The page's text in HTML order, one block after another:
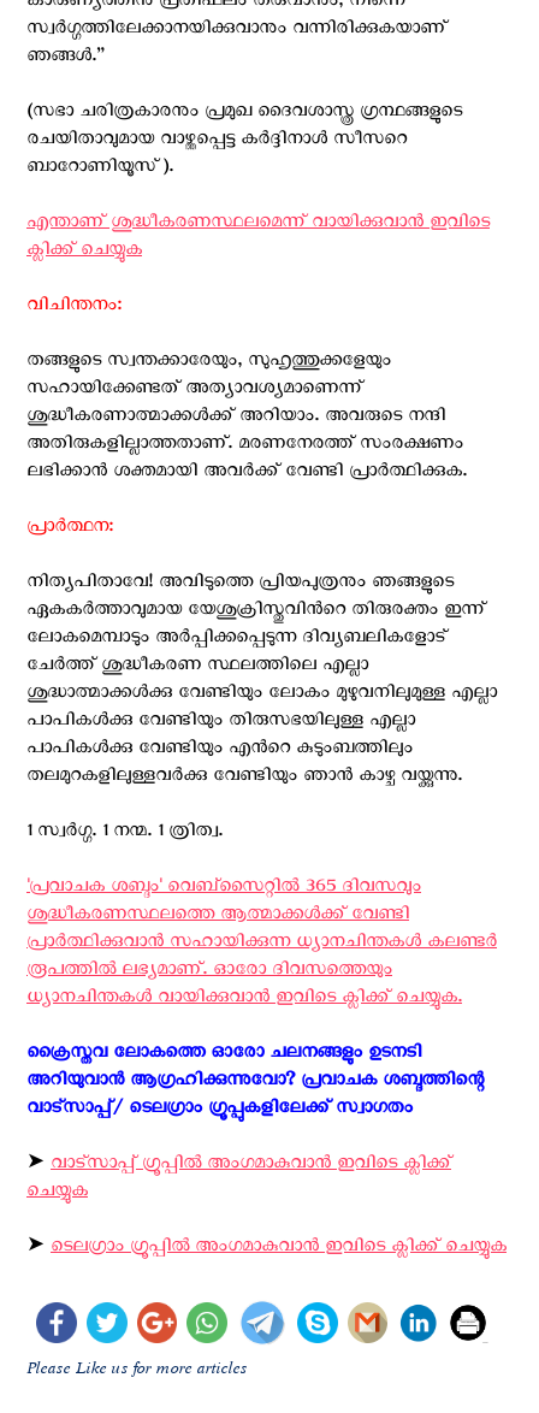
സ്വര്‍ഗ്ഗത്തിലേക്കാനയിക്കുവാനും വന്നിരിക്കുകയാണ്
ഞങ്ങള്‍.”
(സഭാ ചരിത്രകാരനും പ്രമുഖ ദൈവശാസ്ത്ര ഗ്രന്ഥങ്ങളുടെ
രചയിതാവുമായ വാഴ്ത്തപ്പെട്ട കര്‍ദ്ദിനാള്‍ സീസറെ
ബാറോണിയൂസ്).
എന്താണ് ശുദ്ധീകരണസ്ഥലമെന്ന് വായിക്കുവാന്‍ ഇവിടെ
ക്ലിക്ക് ചെയ്യുക
വിചിന്തനം:
തങ്ങളുടെ സ്വന്തക്കാരേയും, സുഹൃത്തുക്കളേയും
സഹായിക്കേണ്ടത് അത്യാവശ്യമാണെന്ന്
ശുദ്ധീകരണാത്മാക്കള്‍ക്ക് അറിയാം. അവരുടെ നന്ദി
അതിരുകളില്ലാത്തതാണ്. മരണനേരത്ത് സംരക്ഷണം
ലഭിക്കാന്‍ ശക്തമായി അവര്‍ക്ക് വേണ്ടി പ്രാര്‍ത്ഥിക്കുക.
പ്രാര്‍ത്ഥന:
നിത്യപിതാവേ! അവിടുത്തെ പ്രിയപുത്രനും ഞങ്ങളുടെ
ഏകകര്‍ത്താവുമായ യേശുക്രിസ്തുവിന്‍റെ തിരുരക്തം ഇന്ന്
ലോകമെമ്പാടും അര്‍പ്പിക്കപ്പെടുന്ന ദിവ്യബലികളോട്
ചേര്‍ത്ത് ശുദ്ധീകരണ സ്ഥലത്തിലെ എല്ലാ
ശുദ്ധാത്മാക്കള്‍ക്കു വേണ്ടിയും ലോകം മുഴുവനിലുമുള്ള എല്ലാ
പാപികള്‍ക്കു വേണ്ടിയും തിരുസഭയിലുള്ള എല്ലാ
പാപികള്‍ക്കു വേണ്ടിയും എന്‍റെ കുടുംബത്തിലും
തലമുറകളിലുള്ളവര്‍ക്കു വേണ്ടിയും ഞാന്‍ കാഴ്ച വയ്ക്കുന്നു.
1 സ്വര്‍ഗ്ഗ. 1 നന്മ. 1 ത്രിത്വ.
'പ്രവാചക ശബ്ദം' വെബ്സൈറ്റില്‍ 365 ദിവസവും
ശുദ്ധീകരണസ്ഥലത്തെ ആത്മാക്കള്‍ക്ക് വേണ്ടി
പ്രാര്‍ത്ഥിക്കുവാന്‍ സഹായിക്കുന്ന ധ്യാനചിന്തകള്‍ കലണ്ടര്‍
രൂപത്തില്‍ ലഭ്യമാണ്. ഓരോ ദിവസത്തെയും
ധ്യാനചിന്തകള്‍ വായിക്കുവാന്‍ ഇവിടെ ക്ലിക്ക് ചെയ്യുക.
ക്രൈസ്തവ ലോകത്തെ ഓരോ ചലനങ്ങളും ഉടനടി
അറിയുവാന്‍ ആഗ്രഹിക്കുന്നുവോ? പ്രവാചക ശബ്ദത്തിന്റെ
വാട്സാപ്പ്/ ടെലഗ്രാം ഗ്രൂപ്പുകളിലേക്ക് സ്വാഗതം ‍
➤ വാട്സാപ്പ് ഗ്രൂപ്പിൽ അംഗമാകുവാൻ ഇവിടെ ക്ലിക്ക്
ചെയ്യുക
➤ ടെലഗ്രാം ഗ്രൂപ്പിൽ അംഗമാകുവാൻ ഇവിടെ ക്ലിക്ക് ചെയ്യുക
Please Like us for more articles